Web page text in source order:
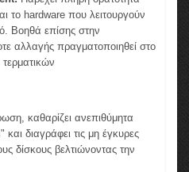
το hardware που λειτουργούν
Βοηθά επίσης στην
αλλαγής πραγματοποιηθεί στο
καθαρίζει ανεπιθύμητα
διαγράφει τις μη έγκυρες
δίσκους βελτιώνοντας την